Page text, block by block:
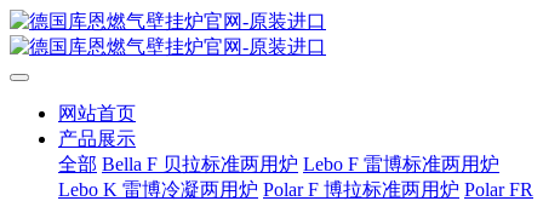
网站首页
产品展示
全部 Bella F 贝拉标准两用炉 Lebo F 雷博标准两用炉
Lebo K 雷博冷凝两用炉 Polar F 博拉标准两用炉 Polar FR